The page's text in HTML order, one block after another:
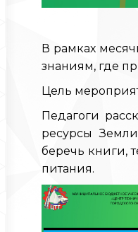
В рамках
знаниям, где
Цель
Педагоги
ресурсы
беречь книги,
питания.